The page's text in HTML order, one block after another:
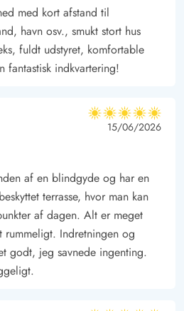
med kort afstand til
havn osv., smukt stort hus
fuldt udstyret, komfortable
fantastisk indkvartering!
5 ud af 5
5 ud af 5
5 out of 5
15/06/2026
af en blindgyde og har en
terrasse, hvor man kan
af dagen. Alt er meget
Indretningen og
godt, jeg savnede ingenting.